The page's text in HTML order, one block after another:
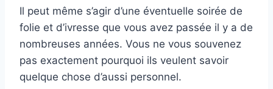
Il peut même s’agir d’une éventuelle soirée de
folie et d’ivresse que vous avez passée il y a de
nombreuses années. Vous ne vous souvenez
pas exactement pourquoi ils veulent savoir
quelque chose d’aussi personnel.